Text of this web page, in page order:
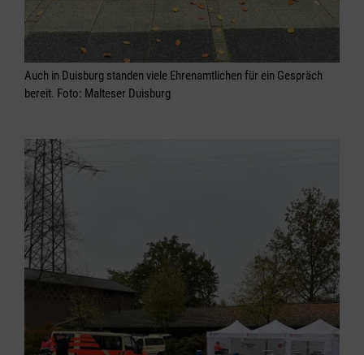
Auch in Duisburg standen viele Ehrenamtlichen für ein Gespräch
bereit. Foto: Malteser Duisburg